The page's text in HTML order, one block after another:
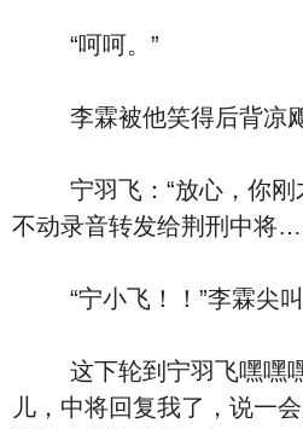
“呵呵。”
李霖被他笑得后背凉飕
宁羽飞：“放心，你刚
不动录音转发给荆刑中将
“宁小飞！！”李霖尖叫
这下轮到宁羽飞嘿嘿嘿
儿，中将回复我了，说一